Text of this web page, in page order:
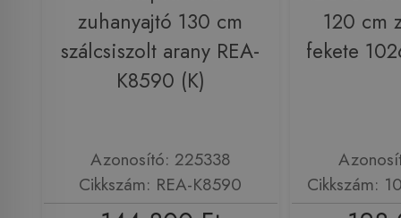
zuhanyajtó 130 cm
szálcsiszolt arany REA-
K8590 (K)
Azonosító: 225338
Cikkszám: REA-K8590
120 cm
fekete
Cikkszám: